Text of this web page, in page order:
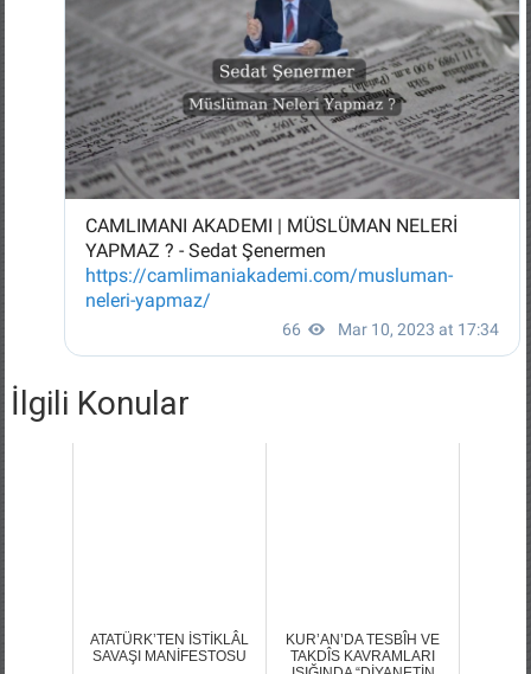
İlgili Konular
ATATÜRK’TEN İSTİKLÂL
SAVAŞI MANİFESTOSU
KUR’AN’DA TESBÎH VE
TAKDÎS KAVRAMLARI